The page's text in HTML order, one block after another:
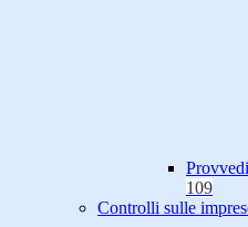
109
Controlli sulle